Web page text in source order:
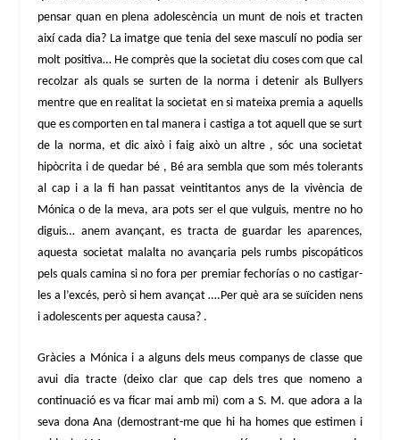
pensar quan en plena adolescència un munt de nois et tracten
així cada dia? La imatge que tenia del sexe masculí no podia ser
molt positiva… He comprès que la societat diu coses com que cal
recolzar als quals se surten de la norma i detenir als Bullyers
mentre que en realitat la societat en si mateixa premia a aquells
que es comporten en tal manera i castiga a tot aquell que se surt
de la norma, et dic això i faig això un altre , sóc una societat
hipòcrita i de quedar bé , Bé ara sembla que som més tolerants
al cap i a la fi han passat veintitantos anys de la vivència de
Mónica o de la meva, ara pots ser el que vulguis, mentre no ho
diguis… anem avançant, es tracta de guardar les aparences,
aquesta societat malalta no avançaria pels rumbs piscopáticos
pels quals camina si no fora per premiar fechorías o no castigar-
les a l’excés, però si hem avançat ….Per què ara se suïciden nens
i adolescents per aquesta causa? .
Gràcies a Mónica i a alguns dels meus companys de classe que
avui dia tracte (deixo clar que cap dels tres que nomeno a
continuació es va ficar mai amb mi) com a S. M. que adora a la
seva dona Ana (demostrant-me que hi ha homes que estimen i